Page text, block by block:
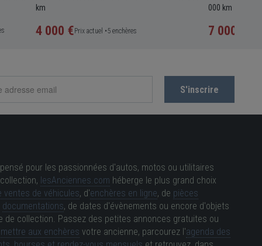
km
4 000 € Prix actuel •5 enchères
000 km
7 000 €
pour les passionnées d'autos, motos ou utilitaires
lesAnciennes.com héberge le plus grand choix
ventes de véhicules, d'enchères en ligne, de pièces
documentations, de dates d'évènements ou encore d'objets
de collection. Passez des petites annonces gratuites ou
mettre aux enchères votre ancienne, parcourez l'agenda des